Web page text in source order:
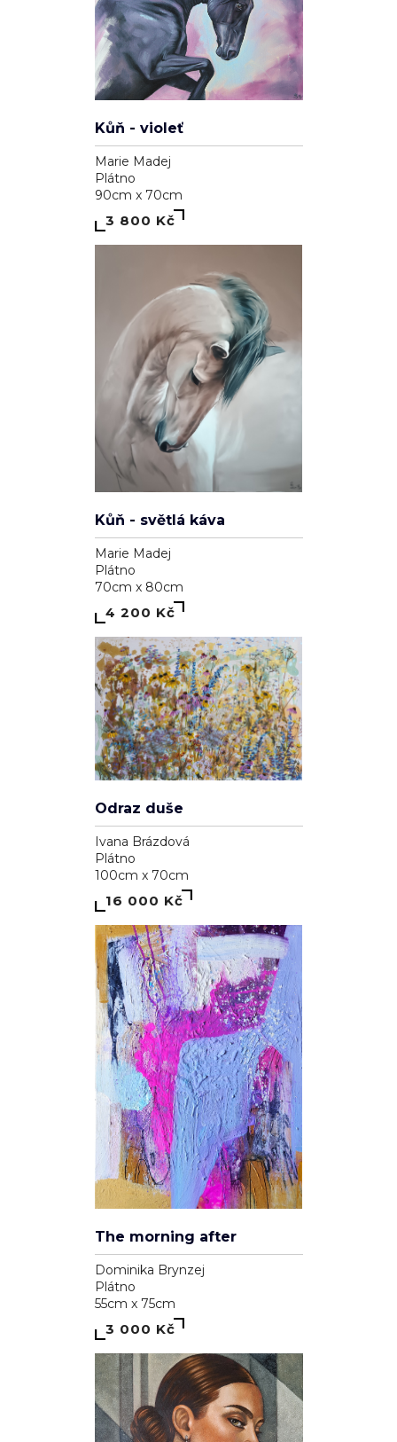
Kůň - violeť
Marie Madej
Plátno
90cm x 70cm
3 800 Kč
Kůň - světlá káva
Marie Madej
Plátno
70cm x 80cm
4 200 Kč
Odraz duše
Ivana Brázdová
Plátno
100cm x 70cm
16 000 Kč
The morning after
Dominika Brynzej
Plátno
55cm x 75cm
3 000 Kč